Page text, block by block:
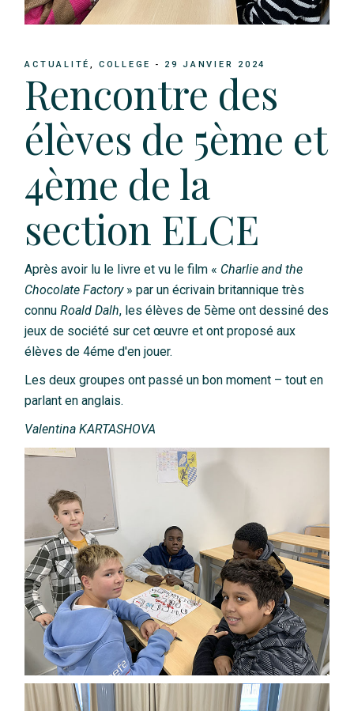
ACTUALITÉ COLLEGE 29 JANVIER 2024
Rencontre des
élèves de 5ème et
4ème de la
section ELCE
Après avoir lu le livre et vu le film « Charlie and the
Chocolate Factory» par un écrivain britannique très
connuRoald Dalh, les élèves de 5ème ont dessiné des
jeux de société sur cet œuvre et ont proposé aux
élèves de 4éme d'en jouer.
Les deux groupes ont passé un bon moment – tout en
parlant en anglais.
Valentina KARTASHOVA